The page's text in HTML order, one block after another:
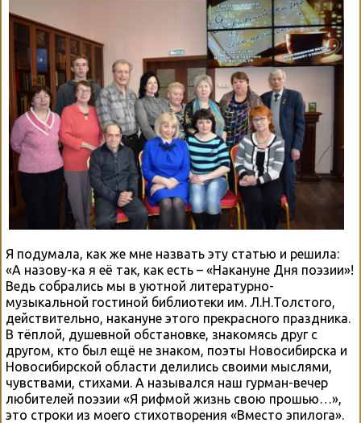
Я подумала, как же мне назвать эту статью и решила:
«А назову-ка я её так, как есть – «Накануне Дня поэзии»!
Ведь собрались мы в уютной литературно-
музыкальной гостиной библиотеки им. Л.Н.Толстого,
действительно, накануне этого прекрасного праздника.
В тёплой, душевной обстановке, знакомясь друг с
другом, кто был ещё не знаком, поэты Новосибирска и
Новосибирской области делились своими мыслями,
чувствами, стихами. А назывался наш гурман-вечер
любителей поэзии «Я рифмой жизнь свою прошью…»,
это строки из моего стихотворения «Вместо эпилога».